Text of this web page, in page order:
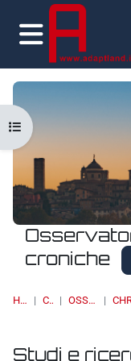
Vai al contenuto
Pannello laterale
croniche
HOME CORSI OSSERVATORI
Apri indice del corso
Studi e